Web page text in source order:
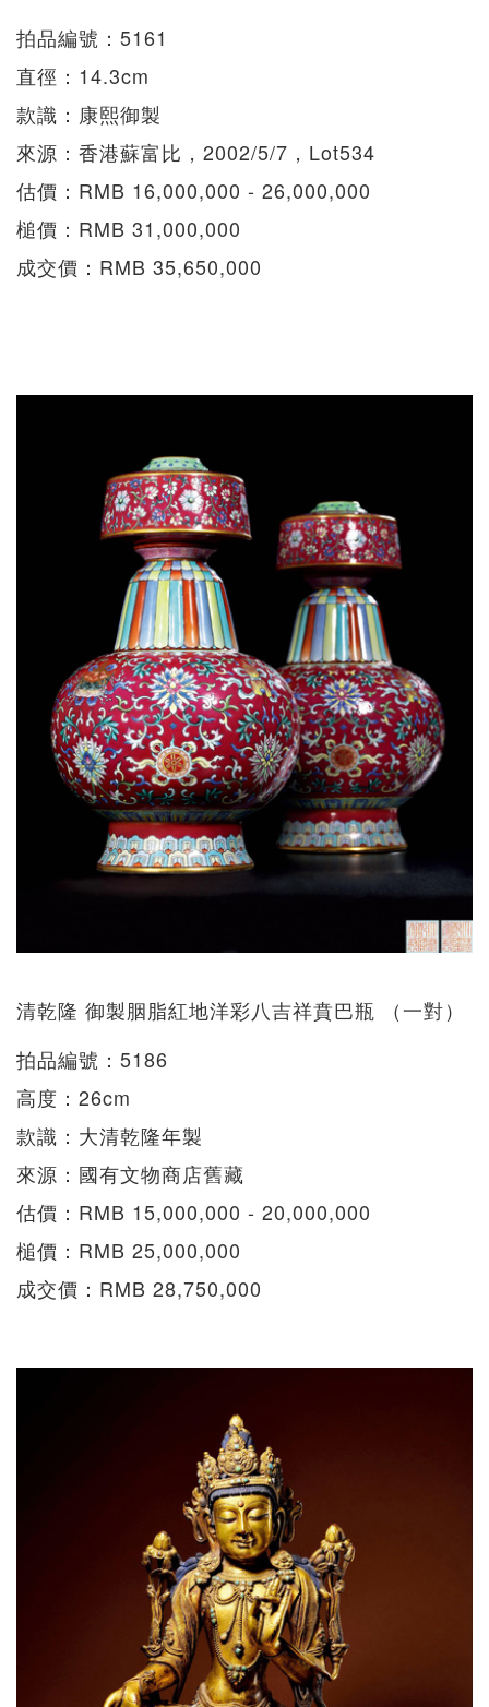
拍品編號：5161
直徑：14.3cm
款識：康熙御製
來源：香港蘇富比，2002/5/7，Lot534
估價：RMB 16,000,000 - 26,000,000
槌價：RMB 31,000,000
成交價：RMB 35,650,000
清乾隆 御製胭脂紅地洋彩八吉祥賁巴瓶 （一對）
拍品編號：5186
高度：26cm
款識：大清乾隆年製
來源：國有文物商店舊藏
估價：RMB 15,000,000 - 20,000,000
槌價：RMB 25,000,000
成交價：RMB 28,750,000